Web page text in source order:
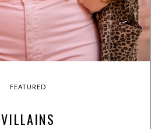
FEATURED
VILLAINS